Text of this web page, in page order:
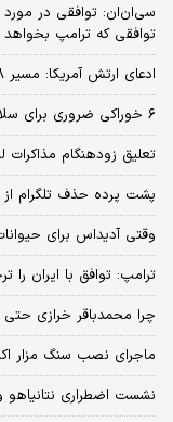
سی‌ان‌ان: توافقی در
توافقی که ترامپ بخواهد
ادعای ارتش آمریکا: مسیر ۴۸ کشتی را در تنگه هرمز تغییر دادیم
۶ خوراکی ضروری برای سلامت قلب
تعلیق زودهنگام مذاکرات
پشت پرده حذف تلگرام
وقتی آدیداس برای
ترامپ: توافق با ایران
چرا محمدباقر خرازی
ماجرای نصب سنگ مزار
نشست اضطراری نتانیاهو